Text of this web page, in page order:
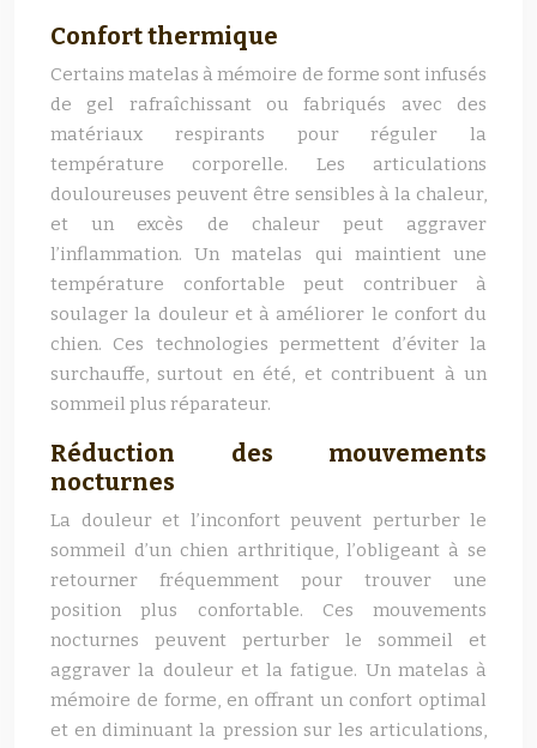
Confort thermique
Certains matelas à mémoire de forme sont infusés
de gel rafraîchissant ou fabriqués avec des
matériaux respirants pour réguler la
température corporelle. Les articulations
douloureuses peuvent être sensibles à la chaleur,
et un excès de chaleur peut aggraver
l’inflammation. Un matelas qui maintient une
température confortable peut contribuer à
soulager la douleur et à améliorer le confort du
chien. Ces technologies permettent d’éviter la
surchauffe, surtout en été, et contribuent à un
sommeil plus réparateur.
Réduction des mouvements
nocturnes
La douleur et l’inconfort peuvent perturber le
sommeil d’un chien arthritique, l’obligeant à se
retourner fréquemment pour trouver une
position plus confortable. Ces mouvements
nocturnes peuvent perturber le sommeil et
aggraver la douleur et la fatigue. Un matelas à
mémoire de forme, en offrant un confort optimal
et en diminuant la pression sur les articulations,